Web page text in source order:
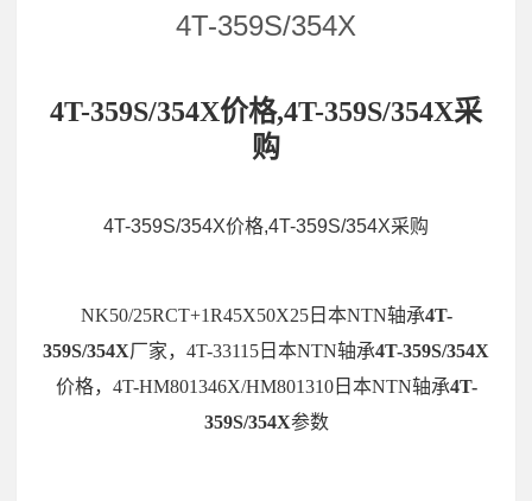
4T-359S/354X
4T-359S/354X价格,4T-359S/354X采
购
4T-359S/354X价格,4T-359S/354X采购
NK50/25RCT+1R45X50X25日本NTN轴承4T-
359S/354X厂家，4T-33115日本NTN轴承4T-359S/354X
价格，4T-HM801346X/HM801310日本NTN轴承4T-
359S/354X参数